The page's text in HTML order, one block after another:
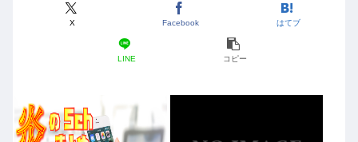
X Facebook はてブ
LINE コピー